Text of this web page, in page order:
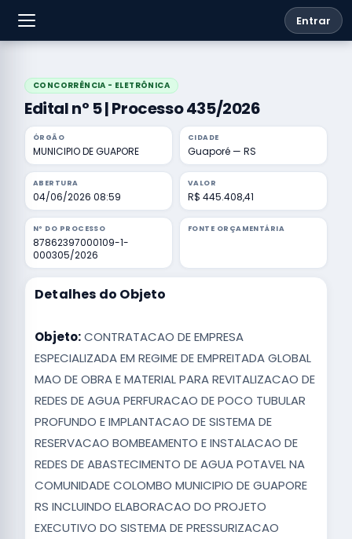
Entrar
CONCORRÊNCIA - ELETRÔNICA
Edital nº 5 | Processo 435/2026
ÓRGÃO
MUNICIPIO DE GUAPORE
CIDADE
Guaporé — RS
ABERTURA
04/06/2026 08:59
VALOR
R$ 445.408,41
Nº DO PROCESSO
87862397000109-1-
000305/2026
FONTE ORÇAMENTÁRIA
Detalhes do Objeto
Objeto:CONTRATACAO DE EMPRESA
ESPECIALIZADA EM REGIME DE EMPREITADA GLOBAL
MAO DE OBRA E MATERIAL PARA REVITALIZACAO DE
REDES DE AGUA PERFURACAO DE POCO TUBULAR
PROFUNDO E IMPLANTACAO DE SISTEMA DE
RESERVACAO BOMBEAMENTO E INSTALACAO DE
REDES DE ABASTECIMENTO DE AGUA POTAVEL NA
COMUNIDADE COLOMBO MUNICIPIO DE GUAPORE
RS INCLUINDO ELABORACAO DO PROJETO
EXECUTIVO DO SISTEMA DE PRESSURIZACAO